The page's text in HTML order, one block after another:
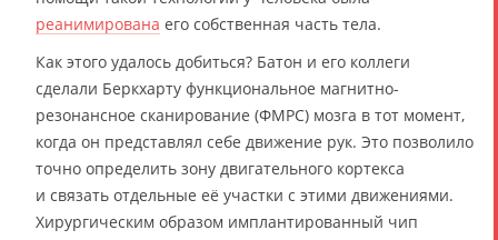
реанимирована его собственная часть тела.
Как этого удалось добиться? Батон и его коллеги
сделали Беркхарту функциональное магнитно-
резонансное сканирование (ФМРС) мозга в тот момент,
когда он представлял себе движение рук. Это позволило
точно определить зону двигательного кортекса
и связать отдельные её участки с этими движениями.
Хирургическим образом имплантированный чип